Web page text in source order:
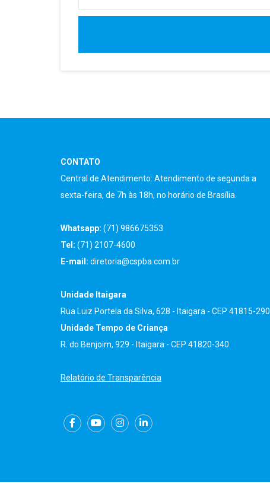
CONTATO
Central de Atendimento: Atendimento de segunda a
sexta-feira, de 7h às 18h, no horário de Brasília.
Whatsapp: (71) 986675353
Tel: (71) 2107-4600
E-mail: diretoria@cspba.com.br
Unidade Itaigara
Rua Luiz Portela da Silva, 628 - Itaigara - CEP 41815-290
Unidade Tempo de Criança
R. do Benjoim, 929 - Itaigara - CEP 41820-340
Relatório de Transparência